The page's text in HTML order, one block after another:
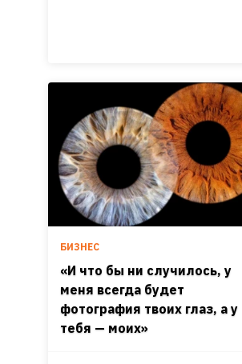
БИЗНЕС
«И что бы ни случилось, у
меня всегда будет
фотография твоих глаз, а у
тебя — моих»